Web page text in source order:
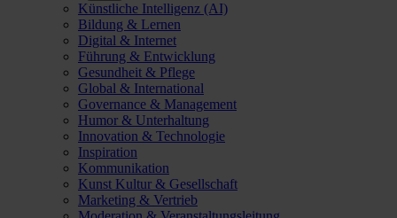
Künstliche Intelligenz (AI)
Bildung & Lernen
Digital & Internet
Führung & Entwicklung
Gesundheit & Pflege
Global & International
Governance & Management
Humor & Unterhaltung
Innovation & Technologie
Inspiration
Kommunikation
Kunst Kultur & Gesellschaft
Marketing & Vertrieb